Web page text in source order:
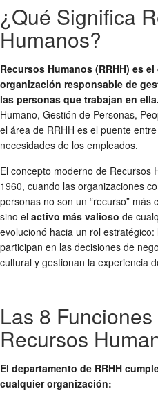
¿Qué Significa
Humanos?
Recursos Humanos (RRHH) es
organización responsable de
las personas que trabajan en ella.
Humano, Gestión de Personas,
el área de RRHH es el puente
necesidades de los empleados.
El concepto moderno de Recursos
1960, cuando las organizaciones
personas no son un “recurso” más
sino el activo más valioso de
evolucionó hacia un rol
participan en las decisiones de
cultural y gestionan la experiencia
Las 8
Recursos
El departamento de RRHH
cualquier organización: